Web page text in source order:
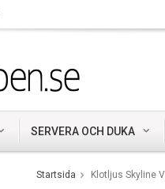
SERVERA OCH DUKA
Startsida Klotljus Skyline